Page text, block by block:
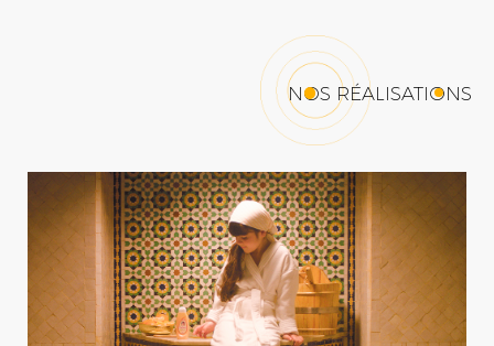
NOS RÉALISATIONS